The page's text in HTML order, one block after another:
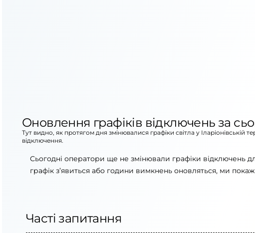
Оновлення графіків відключень за
Тут видно, як протягом дня змінювалися графіки світла у
відключення.
Сьогодні оператори ще не змінювали графіки відключень
графік з’явиться або години вимкнень оновляться, ми
Часті запитання